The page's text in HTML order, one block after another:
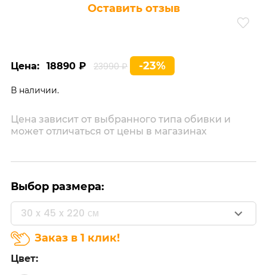
Оставить отзыв
Цена: 18890 ₽ 23990 ₽ -23%
В наличии.
Цена зависит от выбранного типа обивки и
может отличаться от цены в магазинах
Выбор размера:
30 x 45 x 220 см
Заказ в 1 клик!
Цвет: